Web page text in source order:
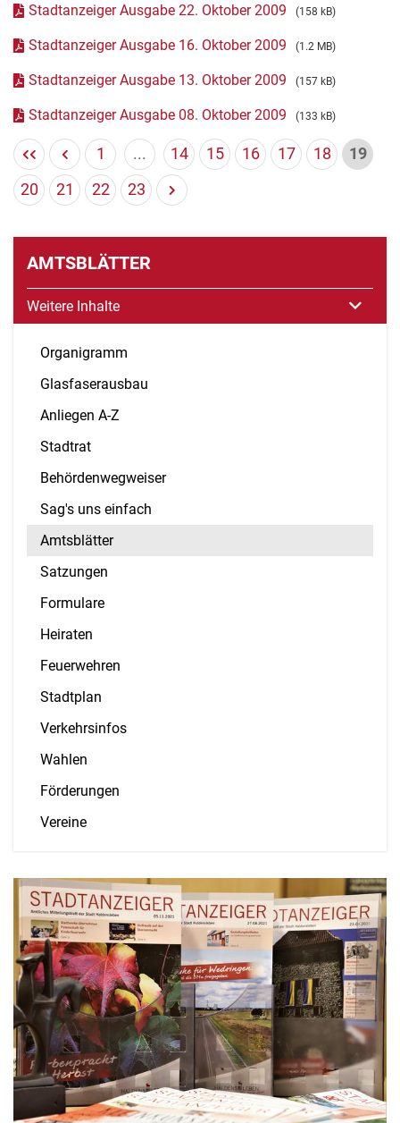
Stadtanzeiger Ausgabe 22. Oktober 2009 (158 kB)
Stadtanzeiger Ausgabe 16. Oktober 2009 (1.2 MB)
Stadtanzeiger Ausgabe 13. Oktober 2009 (157 kB)
Stadtanzeiger Ausgabe 08. Oktober 2009 (133 kB)
1 ... 14 15 16 17 18
19
20
21 22 23
AMTSBLÄTTER
Weitere Inhalte
Organigramm
Glasfaserausbau
Anliegen A-Z
Stadtrat
Behördenwegweiser
Sag's uns einfach
Amtsblätter
Satzungen
Formulare
Heiraten
Feuerwehren
Stadtplan
Verkehrsinfos
Wahlen
Förderungen
Vereine